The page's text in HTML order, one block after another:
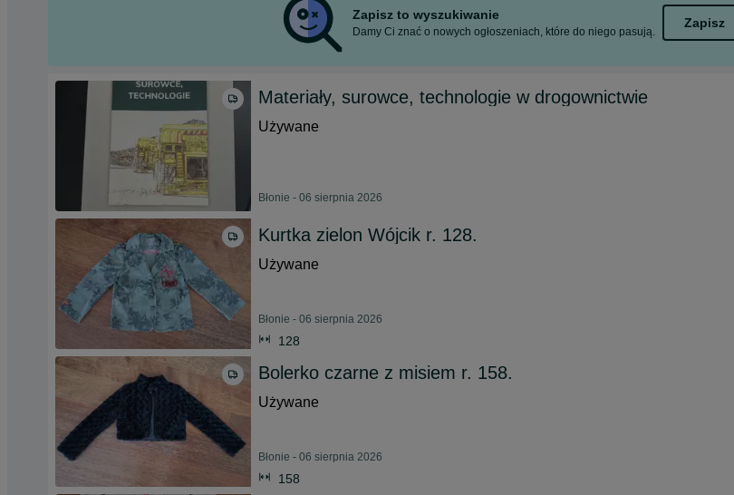
Zapisz to wyszukiwanie
Damy Ci znać o nowych ogłoszeniach, które do niego pasują.
Zapisz
Materiały, surowce, technologie w drogownictwie
Używane
Błonie - 06 sierpnia 2026
Kurtka zielon Wójcik r. 128.
Używane
Błonie - 06 sierpnia 2026
128
Bolerko czarne z misiem r. 158.
Używane
Błonie - 06 sierpnia 2026
158